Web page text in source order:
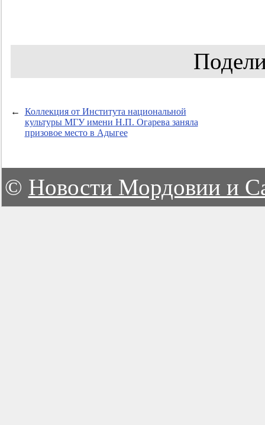
←
Коллекция от Института национальной
культуры МГУ имени Н.П. Огарева заняла
призовое место в Адыгее
© Новости Мордовии и